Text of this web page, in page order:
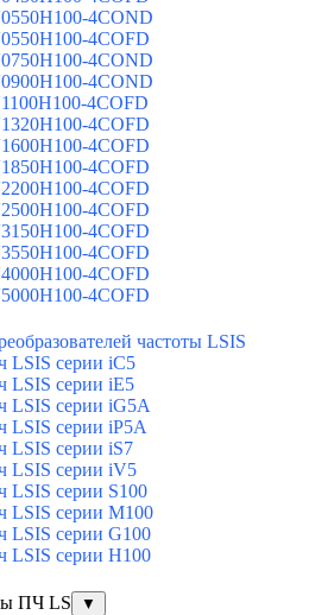
4COND
4COFD
4COND
4COND
4COFD
4COFD
4COFD
4COFD
4COFD
4COFD
4COFD
4COFD
4COFD
4COFD
частоты LSIS
LSIS серии iC5
LSIS серии iE5
LSIS серии iG5A
LSIS серии iP5A
LSIS серии iS7
LSIS серии iV5
LSIS серии S100
LSIS серии M100
LSIS серии G100
LSIS серии H100
ПЧ LS ▼